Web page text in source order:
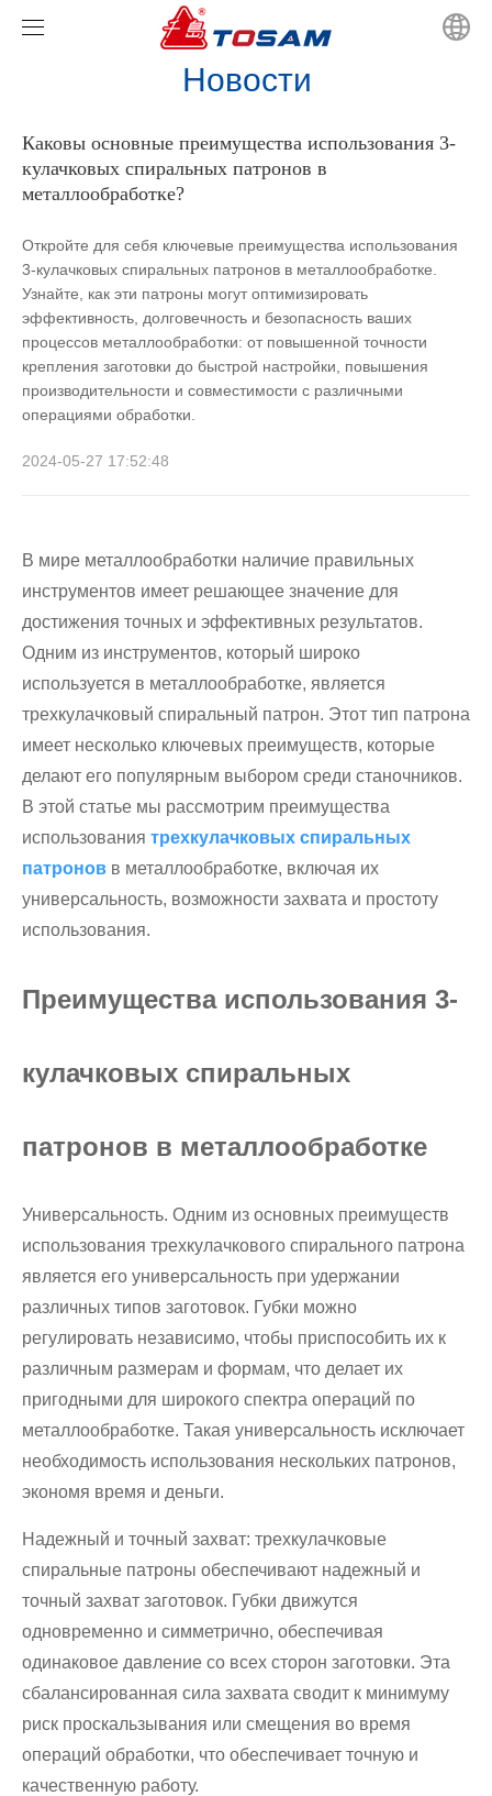
Продукты
ШАНФОР
Серия спиральных патронов JIS
Серия спиральных патронов GB
Твердые поворотные гидравлические цилиндры
Выбор типа мощных патронов с мягкими кулачками
ЧАНДОКС
Серия гидравлических полых патронов
Гидравлический твердотельный патрон
Сверхвысокоскоростные полые поворотные
Крепления для полых воздушных патронов
Приспособления для вращающегося
Серия прокруточных патронов
Серия супертонких патронов
Серия патронов со стальным корпусом
Серия Дин Чакс
Новости
Новости компании
видео
О нас
Связаться с нами
Новости
Каковы основные преимущества использования 3-
кулачковых спиральных патронов в
металлообработке?
Откройте для себя ключевые преимущества использования
3-кулачковых спиральных патронов в металлообработке.
Узнайте, как эти патроны могут оптимизировать
эффективность, долговечность и безопасность ваших
процессов металлообработки: от повышенной точности
крепления заготовки до быстрой настройки, повышения
производительности и совместимости с различными
операциями обработки.
2024-05-27 17:52:48
В мире металлообработки наличие правильных
инструментов имеет решающее значение для
достижения точных и эффективных результатов.
Одним из инструментов, который широко
используется в металлообработке, является
трехкулачковый спиральный патрон. Этот тип патрона
имеет несколько ключевых преимуществ, которые
делают его популярным выбором среди станочников.
В этой статье мы рассмотрим преимущества
использования трехкулачковых спиральных
патронов в металлообработке, включая их
универсальность, возможности захвата и простоту
использования.
Преимущества использования 3-
кулачковых спиральных
патронов в металлообработке
Универсальность. Одним из основных преимуществ
использования трехкулачкового спирального патрона
является его универсальность при удержании
различных типов заготовок. Губки можно
регулировать независимо, чтобы приспособить их к
различным размерам и формам, что делает их
пригодными для широкого спектра операций по
металлообработке. Такая универсальность исключает
необходимость использования нескольких патронов,
экономя время и деньги.
Надежный и точный захват: трехкулачковые
спиральные патроны обеспечивают надежный и
точный захват заготовок. Губки движутся
одновременно и симметрично, обеспечивая
одинаковое давление со всех сторон заготовки. Эта
сбалансированная сила захвата сводит к минимуму
риск проскальзывания или смещения во время
операций обработки, что обеспечивает точную и
качественную работу.